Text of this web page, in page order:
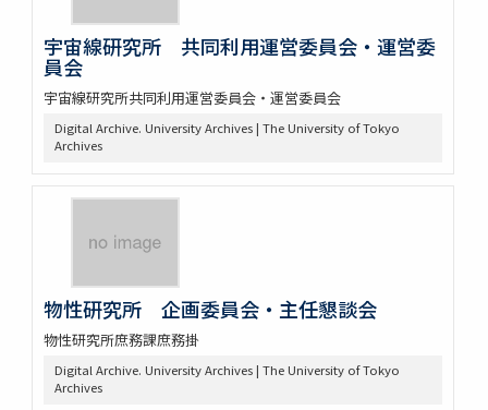
宇宙線研究所 共同利用運営委員会・運営委
員会
宇宙線研究所共同利用運営委員会・運営委員会
Digital Archive. University Archives | The University of Tokyo
Archives
物性研究所 企画委員会・主任懇談会
物性研究所庶務課庶務掛
Digital Archive. University Archives | The University of Tokyo
Archives